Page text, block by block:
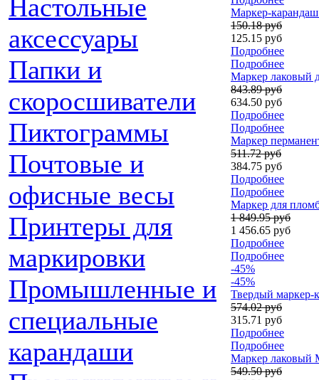
Настольные
аксессуары
Папки и
скоросшиватели
Пиктограммы
Почтовые и
офисные весы
Принтеры для
маркировки
Промышленные и
специальные
карандаши
Маркер-
150.18 руб
125.15 руб
Подробнее
Подробнее
Маркер лаковый
843.89 руб
634.50 руб
Подробнее
Подробнее
Маркер
511.72 руб
384.75 руб
Подробнее
Подробнее
Маркер для
1 849.95 руб
1 456.65 руб
Подробнее
Подробнее
-45%
-45%
Твердый маркер-
574.02 руб
315.71 руб
Подробнее
Подробнее
Маркер лаковый
549.50 руб